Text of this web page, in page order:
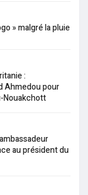
» malgré la pluie
:
Ahmedou pour
Nouakchott
au président du